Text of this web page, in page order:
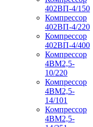
402ВП-4/150
Компрессор
402ВП-4/220
Компрессор
402ВП-4/400
Компрессор
4ВМ2,5-
10/220
Компрессор
4ВМ2,5-
14/101
Компрессор
4ВМ2,5-